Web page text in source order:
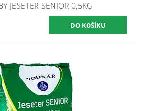
JESETER SENIOR 0,5KG